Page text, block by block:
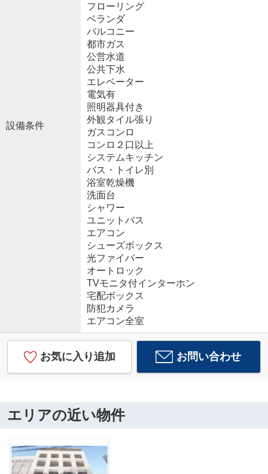
設備条件
フローリング
ベランダ
バルコニー
都市ガス
公営水道
公共下水
エレベーター
電気有
照明器具付き
外観タイル張り
ガスコンロ
コンロ２口以上
システムキッチン
バス・トイレ別
浴室乾燥機
洗面台
シャワー
ユニットバス
エアコン
シューズボックス
光ファイバー
オートロック
TVモニタ付インターホン
宅配ボックス
防犯カメラ
エアコン全室
お気に入り追加 お問い合わせ
エリアの近い物件